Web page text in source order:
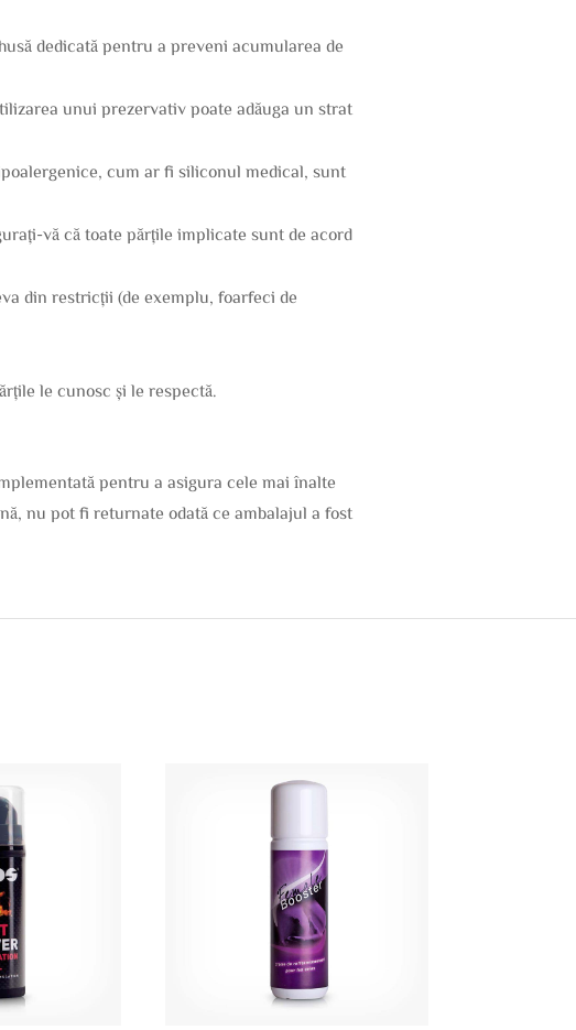
dedicată pentru a preveni acumularea de
unui prezervativ poate adăuga un strat
cum ar fi siliconul medical, sunt
vă că toate părțile implicate sunt de acord
din restricții (de exemplu, foarfeci de
le cunosc și le respectă.
pentru a asigura cele mai înalte
nu pot fi returnate odată ce ambalajul a fost